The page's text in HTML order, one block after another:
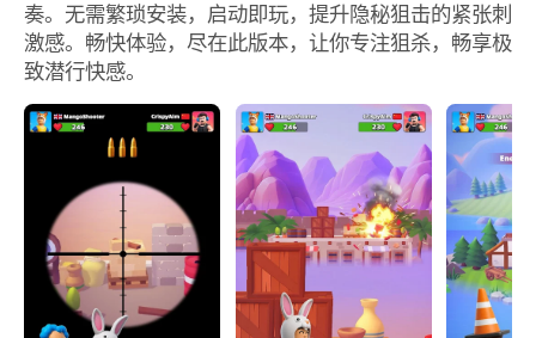
奏。无需繁琐安装，启动即玩，提升隐秘狙击的紧张刺
激感。畅快体验，尽在此版本，让你专注狙杀，畅享极
致潜行快感。